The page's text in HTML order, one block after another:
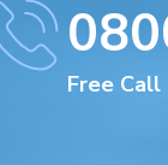
Free Call